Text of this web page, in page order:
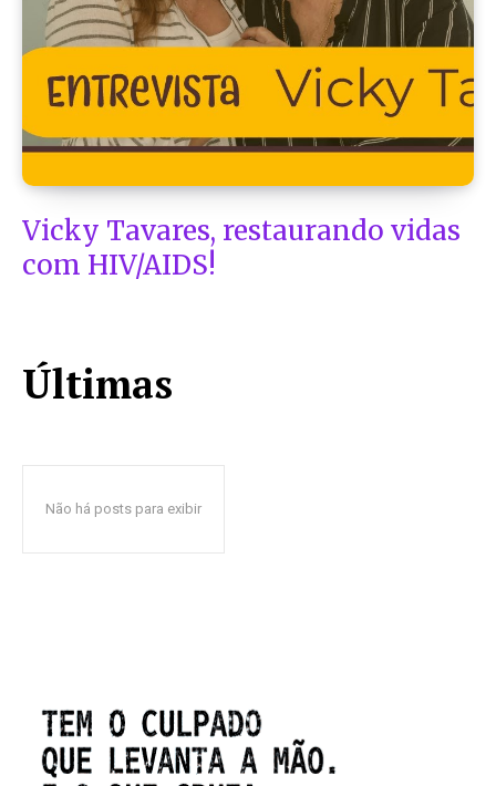
Vicky Tavares, restaurando vidas
com HIV/AIDS!
Últimas
Não há posts para exibir